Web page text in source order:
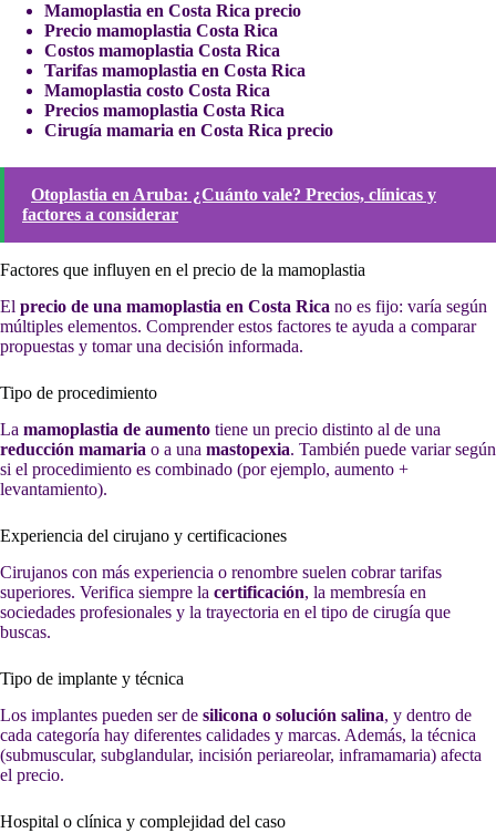
Mamoplastia en Costa Rica precio
Precio mamoplastia Costa Rica
Costos mamoplastia Costa Rica
Tarifas mamoplastia en Costa Rica
Mamoplastia costo Costa Rica
Precios mamoplastia Costa Rica
Cirugía mamaria en Costa Rica precio
Otoplastia en Aruba: ¿Cuánto vale? Precios, clínicas y
factores a considerar
Factores que influyen en el precio de la mamoplastia
El precio de una mamoplastia en Costa Rica no es fijo: varía según
múltiples elementos. Comprender estos factores te ayuda a comparar
propuestas y tomar una decisión informada.
Tipo de procedimiento
La mamoplastia de aumento tiene un precio distinto al de una
reducción mamaria o a una mastopexia. También puede variar según
si el procedimiento es combinado (por ejemplo, aumento +
levantamiento).
Experiencia del cirujano y certificaciones
Cirujanos con más experiencia o renombre suelen cobrar tarifas
superiores. Verifica siempre la certificación, la membresía en
sociedades profesionales y la trayectoria en el tipo de cirugía que
buscas.
Tipo de implante y técnica
Los implantes pueden ser de silicona o solución salina, y dentro de
cada categoría hay diferentes calidades y marcas. Además, la técnica
(submuscular, subglandular, incisión periareolar, inframamaria) afecta
el precio.
Hospital o clínica y complejidad del caso